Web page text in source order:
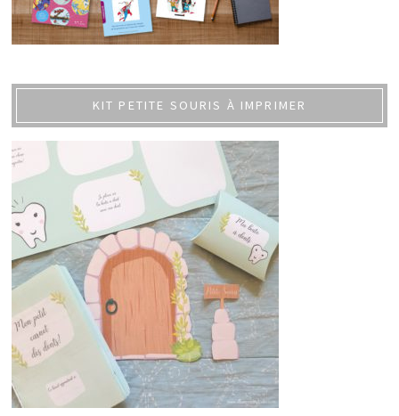
KIT PETITE SOURIS À IMPRIMER